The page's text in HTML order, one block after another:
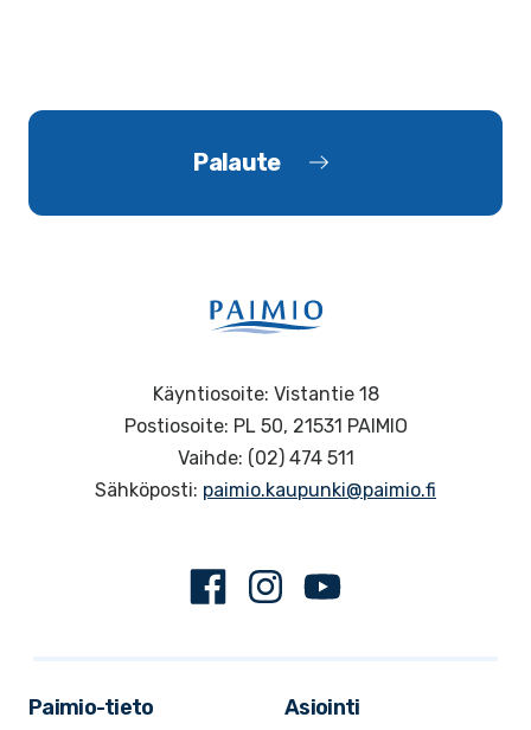
Palaute
Käyntiosoite: Vistantie 18
Postiosoite: PL 50, 21531 PAIMIO
Vaihde: (02) 474 511
Sähköposti: paimio.kaupunki@paimio.fi
FacebookInstagram
Paimio-tieto Asiointi